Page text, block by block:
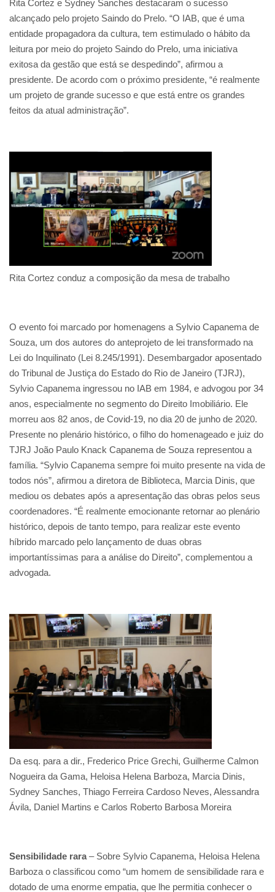
Rita Cortez e Sydney Sanches destacaram o sucesso
alcançado pelo projeto Saindo do Prelo. “O IAB, que é uma
entidade propagadora da cultura, tem estimulado o hábito da
leitura por meio do projeto Saindo do Prelo, uma iniciativa
exitosa da gestão que está se despedindo”, afirmou a
presidente. De acordo com o próximo presidente, “é realmente
um projeto de grande sucesso e que está entre os grandes
feitos da atual administração”.
Rita Cortez conduz a composição da mesa de trabalho
O evento foi marcado por homenagens a Sylvio Capanema de
Souza, um dos autores do anteprojeto de lei transformado na
Lei do Inquilinato (Lei 8.245/1991). Desembargador aposentado
do Tribunal de Justiça do Estado do Rio de Janeiro (TJRJ),
Sylvio Capanema ingressou no IAB em 1984, e advogou por 34
anos, especialmente no segmento do Direito Imobiliário. Ele
morreu aos 82 anos, de Covid-19, no dia 20 de junho de 2020.
Presente no plenário histórico, o filho do homenageado e juiz do
TJRJ João Paulo Knack Capanema de Souza representou a
família. “Sylvio Capanema sempre foi muito presente na vida de
todos nós”, afirmou a diretora de Biblioteca, Marcia Dinis, que
mediou os debates após a apresentação das obras pelos seus
coordenadores. “É realmente emocionante retornar ao plenário
histórico, depois de tanto tempo, para realizar este evento
híbrido marcado pelo lançamento de duas obras
importantíssimas para a análise do Direito”, complementou a
advogada.
Da esq. para a dir., Frederico Price Grechi, Guilherme Calmon
Nogueira da Gama, Heloisa Helena Barboza, Marcia Dinis,
Sydney Sanches, Thiago Ferreira Cardoso Neves, Alessandra
Ávila, Daniel Martins e Carlos Roberto Barbosa Moreira
Sensibilidade rara– Sobre Sylvio Capanema, Heloisa Helena
Barboza o classificou como “um homem de sensibilidade rara e
dotado de uma enorme empatia, que lhe permitia conhecer o